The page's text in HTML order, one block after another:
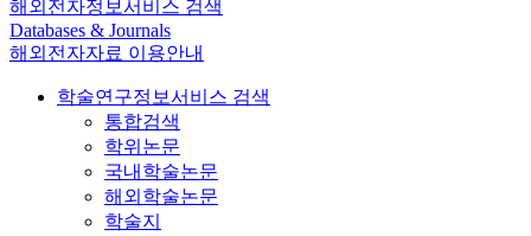
해외전자정보서비스 검색
Databases & Journals
해외전자자료 이용안내
학술연구정보서비스 검색
통합검색
학위논문
국내학술논문
해외학술논문
학술지